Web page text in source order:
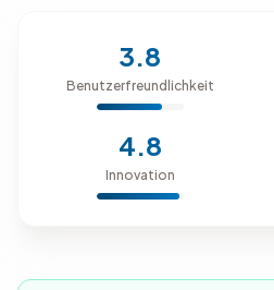
3.8
Benutzerfreundlichkeit
4.8
Innovation